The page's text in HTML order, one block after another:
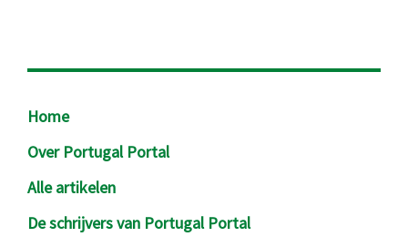
Footer
Home
Over Portugal Portal
Alle artikelen
De schrijvers van Portugal Portal